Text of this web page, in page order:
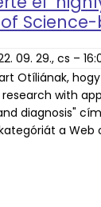
09. 29., cs –
Otíliának,
with
diagnosis"
a Web
érte el